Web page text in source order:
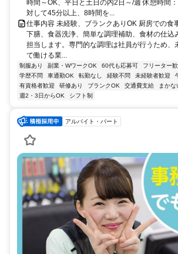
時間～OK、平日と土日の内2日～/週 休憩時間
対して45分以上、8時間を...
仕事内容 未経験、ブランクありOK 厨房での食
下膳、食器洗浄、簡単な調理補助、食材の仕込
担当します。専門的な調理は社員が行うため、
て働ける業...
制服あり 副業・WワークOK 60代も応募可 フリーター
学歴不問
車通勤OK 転勤なし 経験不問 未経験者歓迎
有資格者歓迎
研修あり ブランクOK 交通費支給 まかな
週2・3日からOK
シフト制
アルバイト・パート